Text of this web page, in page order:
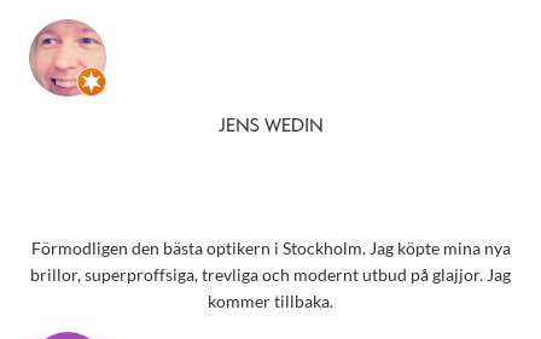
JENS WEDIN
Förmodligen den bästa optikern i Stockholm. Jag köpte mina nya
brillor, superproffsiga, trevliga och modernt utbud på glajjor. Jag
kommer tillbaka.